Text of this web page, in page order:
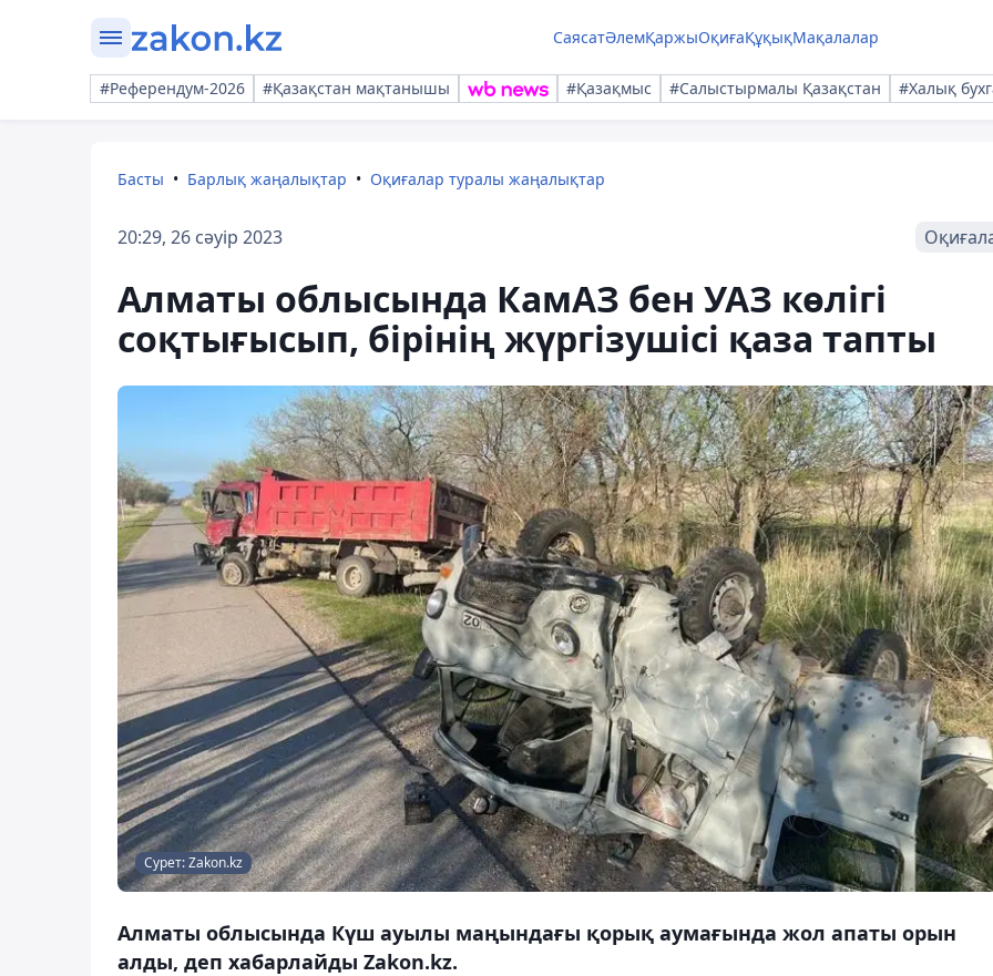
СаясатӘлемҚаржыОқиғаҚұқықМақалалар
#Референдум-2026 #Қазақстан мақтанышы #Қазақмыс #Салыстырмалы Қазақстан #Халық
Басты Барлық жаңалықтар Оқиғалар туралы жаңалықтар
20:29, 26 сәуір 2023
Алматы облысында КамАЗ бен УАЗ көлігі
соқтығысып, бірінің жүргізушісі қаза тапты
Сурет: Zakon.kz
Алматы облысында Күш ауылы маңындағы қорық аумағында жол апаты орын
алды, деп хабарлайды Zakon.kz.